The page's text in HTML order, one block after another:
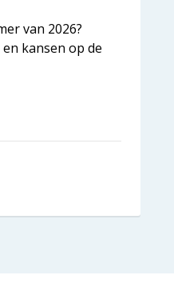
van 2026?
kansen op de